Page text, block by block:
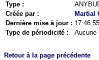
Type :
Créée par :
Martial
Dernière mise à jour :
Type de périodicité :
Aucune
Retour à la page précédente